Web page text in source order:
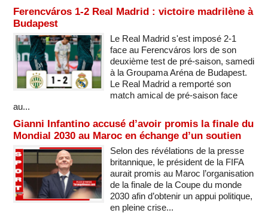
Ferencváros 1-2 Real Madrid : victoire madrilène à
Budapest
Le Real Madrid s'est imposé 2-1
face au Ferencváros lors de son
deuxième test de pré-saison, samedi
à la Groupama Aréna de Budapest.
Le Real Madrid a remporté son
match amical de pré-saison face
au...
Gianni Infantino accusé d’avoir promis la finale du
Mondial 2030 au Maroc en échange d’un soutien
Selon des révélations de la presse
britannique, le président de la FIFA
aurait promis au Maroc l’organisation
de la finale de la Coupe du monde
2030 afin d’obtenir un appui politique,
en pleine crise...